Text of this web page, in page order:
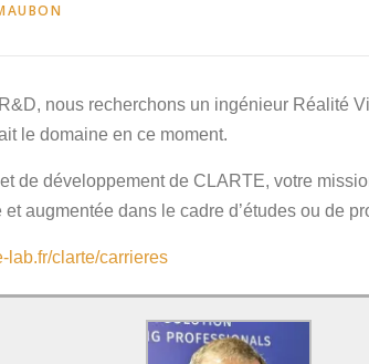
nous recherchons un ingénieur Réalité
le domaine en ce moment.
de développement de CLARTE, votre
augmentée dans le cadre d’études ou de
lab.fr/clarte/carrieres